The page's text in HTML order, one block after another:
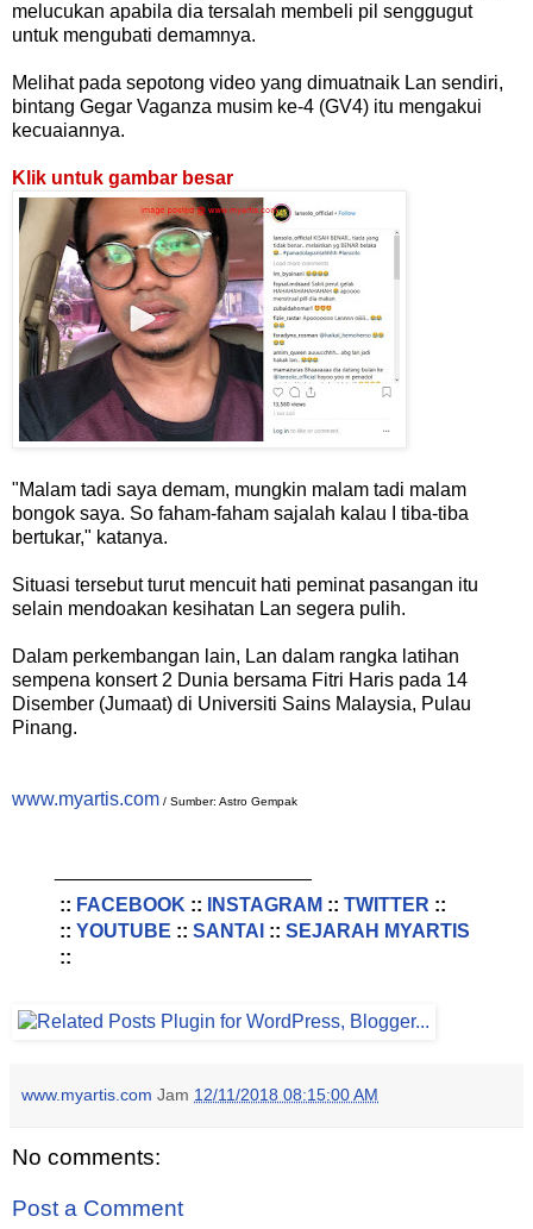
melucukan apabila dia tersalah membeli pil senggugut
untuk mengubati demamnya.
Melihat pada sepotong video yang dimuatnaik Lan sendiri,
bintang Gegar Vaganza musim ke-4 (GV4) itu mengakui
kecuaiannya.
Klik untuk gambar besar
"Malam tadi saya demam, mungkin malam tadi malam
bongok saya. So faham-faham sajalah kalau I tiba-tiba
bertukar," katanya.
Situasi tersebut turut mencuit hati peminat pasangan itu
selain mendoakan kesihatan Lan segera pulih.
Dalam perkembangan lain, Lan dalam rangka latihan
sempena konsert 2 Dunia bersama Fitri Haris pada 14
Disember (Jumaat) di Universiti Sains Malaysia, Pulau
Pinang.
www.myartis.com / Sumber: Astro Gempak
:: FACEBOOK :: INSTAGRAM :: TWITTER ::
:: YOUTUBE :: SANTAI :: SEJARAH MYARTIS
::
www.myartis.com Jam 12/11/2018 08:15:00 AM
No comments:
Post a Comment